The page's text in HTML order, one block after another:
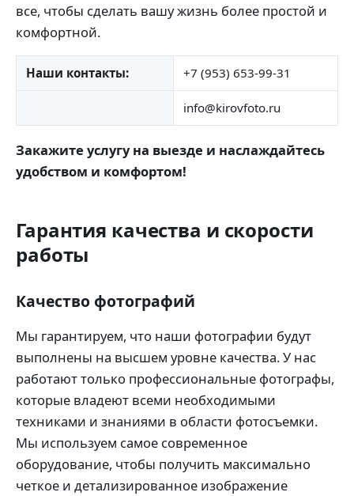
все, чтобы сделать вашу жизнь более простой и
комфортной.
Наши контакты: +7 (953) 653-99-31
info@kirovfoto.ru
Закажите услугу на выезде и наслаждайтесь
удобством и комфортом!
Гарантия качества и скорости
работы
Качество фотографий
Мы гарантируем, что наши фотографии будут
выполнены на высшем уровне качества. У нас
работают только профессиональные фотографы,
которые владеют всеми необходимыми
техниками и знаниями в области фотосъемки.
Мы используем самое современное
оборудование, чтобы получить максимально
четкое и детализированное изображение